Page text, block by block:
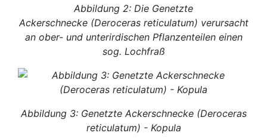
Abbildung 2: Die Genetzte
Ackerschnecke (Deroceras reticulatum) verursacht
an ober- und unterirdischen Pflanzenteilen einen
sog. Lochfraß
Abbildung 3: Genetzte Ackerschnecke (Deroceras
reticulatum) - Kopula